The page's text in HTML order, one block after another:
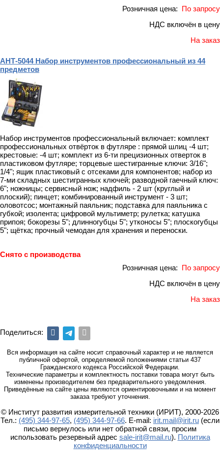
Розничная цена: По запросу
НДС включён в цену
На заказ
АНТ-5044 Набор инструментов профессиональный из 44
предметов
Набор инструментов профессиональный включает: комплект
профессиональных отвёрток в футляре : прямой шлиц -4 шт;
крестовые: -4 шт; комплект из 6-ти прецизионных отверток в
пластиковом футляре; торцевые шестигранные ключи: 3/16";
1/4"; ящик пластиковый с отсеками для компонентов; набор из
7-ми складных шестигранных ключей; разводной гаечный ключ:
6"; ножницы; сервисный нож; надфиль - 2 шт (круглый и
плоский); пинцет; комбинированный инструмент - 3 шт;
оловотсос; монтажный паяльник; подставка для паяльника с
губкой; изолента; цифровой мультиметр; рулетка; катушка
припоя; бокорезы 5"; длинногубцы 5"; утконосы 5"; плоскогубцы
5"; щётка; прочный чемодан для хранения и переноски.
Снято с производства
Розничная цена: По запросу
НДС включён в цену
На заказ
Поделиться:
Вся информация на сайте носит справочный характер и не является
публичной офертой, определяемой положениями статьи 437
Гражданского кодекса Российской Федерации.
Технические параметры и комплектность поставки товара могут быть
изменены производителем без предварительного уведомления.
Приведённые на сайте цены являются ориентировочными и на момент
заказа требуют уточнения.
© Институт развития измерительной техники (ИРИТ), 2000-2026
Тел.: (495) 344-97-65, (495) 344-97-66. E-mail: irit.mail@irit.ru (если
письмо вернулось или нет обратной связи, просим
использовать резервный адрес sale-irit@mail.ru). Политика
конфиденциальности